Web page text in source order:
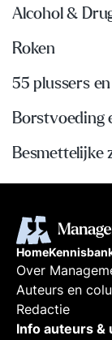
Alcohol &
Roken
55 plussers
Borstvoeding
Besmettelijke
Home
Over
Auteurs en
Redactie
Info auteurs &